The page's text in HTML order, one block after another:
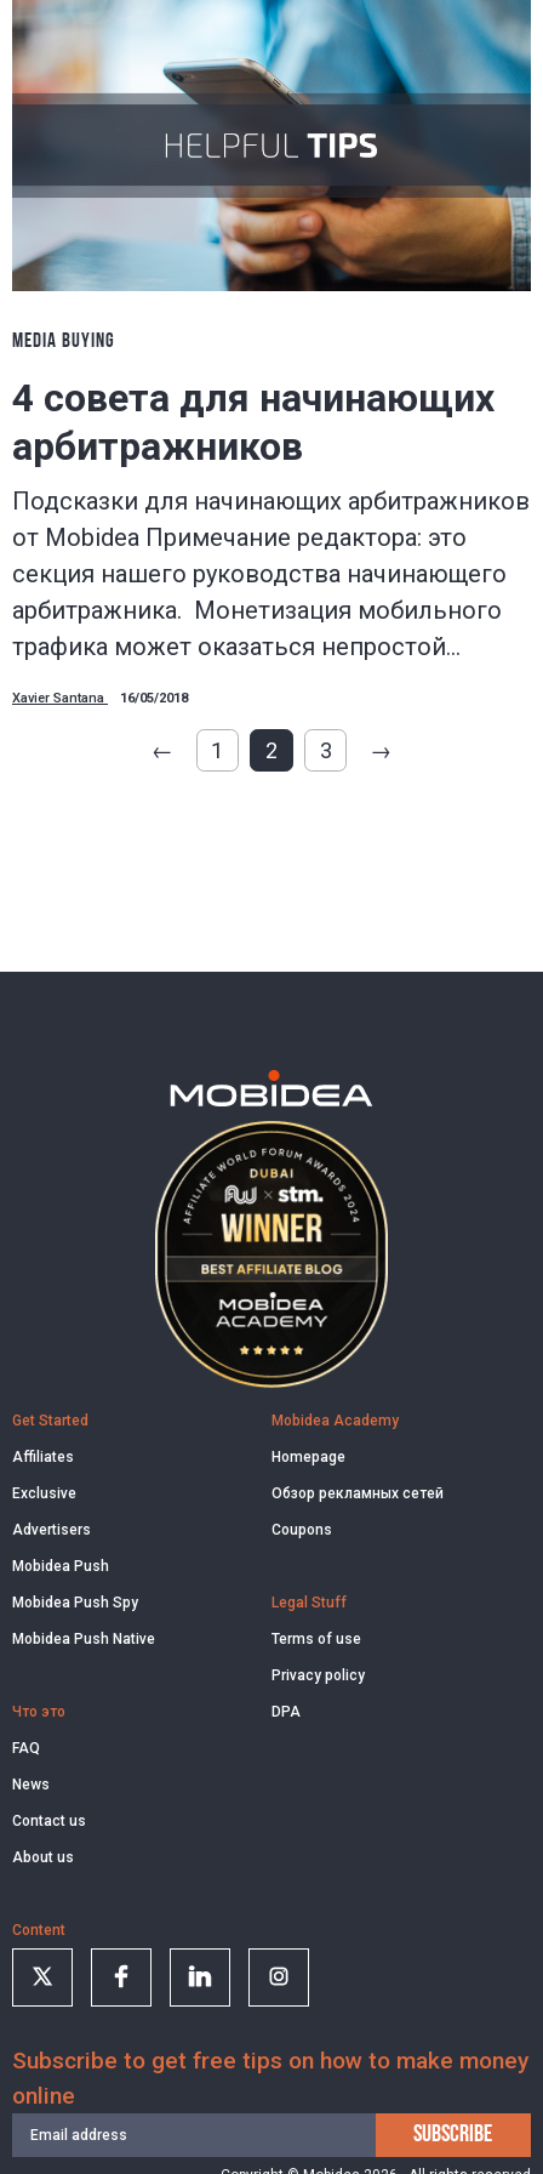
MEDIA BUYING
4 совета для начинающих
арбитражников
Подсказки для начинающих арбитражников
от Mobidea Примечание редактора: это
секция нашего руководства начинающего
арбитражника. Монетизация мобильного
трафика может оказаться непростой…
Xavier Santana 16/05/2018
← 1 2 3 →
Get Started
Affiliates
Exclusive
Advertisers
Mobidea Push
Mobidea Push Spy
Mobidea Push Native
Что это
FAQ
News
Contact us
About us
Mobidea Academy
Homepage
Обзор рекламных сетей
Coupons
Legal Stuff
Terms of use
Privacy policy
DPA
Content
Subscribe to get free tips on how to make money
online
SUBSCRIBE